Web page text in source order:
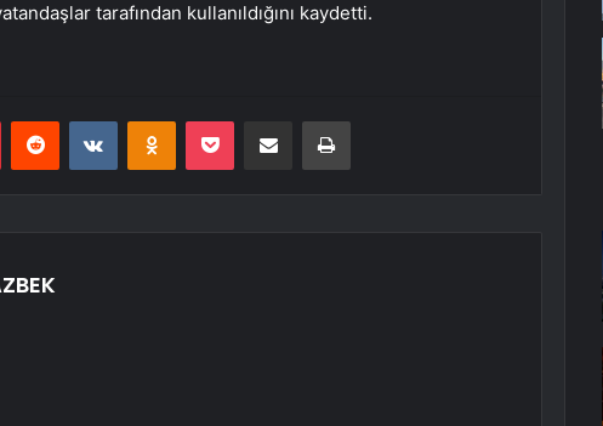
tarafından kullanıldığını kaydetti.
PinterestReddit VKontakteOdnoklassniki
Pocket E-Posta ile paylaş Yazdır